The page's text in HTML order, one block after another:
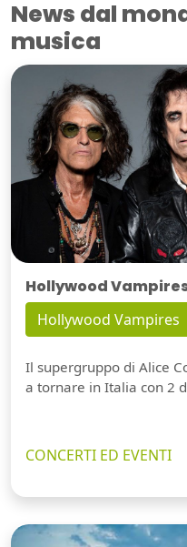
News dal
musica
Hollywood
Hollywood Vampires
Il supergruppo di Alice
a tornare in Italia con 2
CONCERTI ED EVENTI